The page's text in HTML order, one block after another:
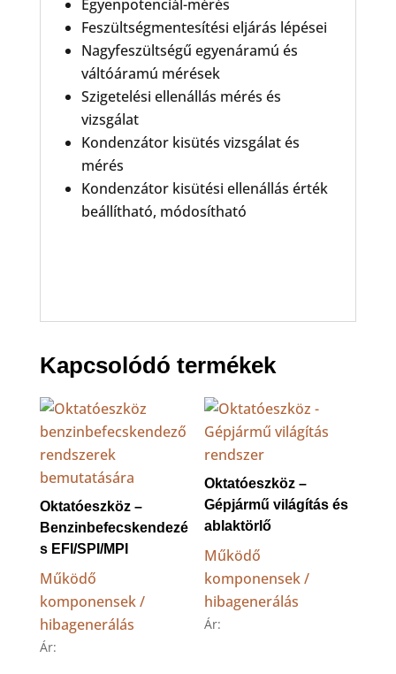
Egyenpotenciál-mérés
Feszültségmentesítési eljárás lépései
Nagyfeszültségű egyenáramú és
váltóáramú mérések
Szigetelési ellenállás mérés és
vizsgálat
Kondenzátor kisütés vizsgálat és
mérés
Kondenzátor kisütési ellenállás érték
beállítható, módosítható
Kapcsolódó termékek
Oktatóeszköz –
Benzinbefecskendezé
s EFI/SPI/MPI
Működő
komponensek /
hibagenerálás
Ár:
Oktatóeszköz –
Gépjármű világítás és
ablaktörlő
Működő
komponensek /
hibagenerálás
Ár: